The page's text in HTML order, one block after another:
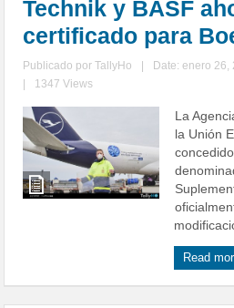
Technik y BASF
certificado para
Publicado porTallyHo Date: enero 26,
1347 Views
La
la Unión
Read